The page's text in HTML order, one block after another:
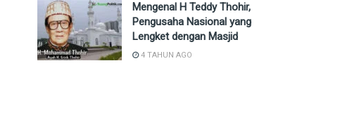
Mengenal H Teddy Thohir,
Pengusaha Nasional yang
Lengket dengan Masjid
4 TAHUN AGO